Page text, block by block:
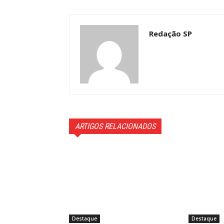
Redação SP
ARTIGOS RELACIONADOS
Destaque Destaque